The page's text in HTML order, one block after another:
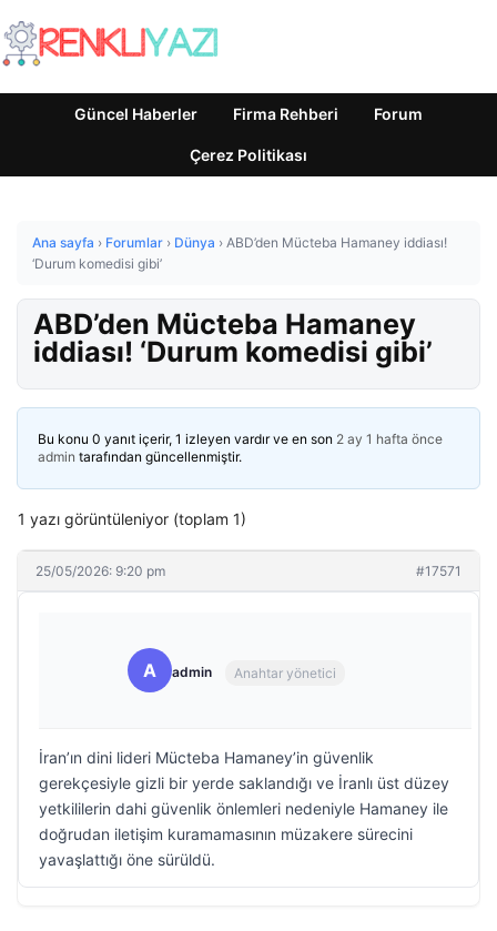
Güncel Haberler Firma Rehberi Forum
Çerez Politikası
Ana sayfa › Forumlar › Dünya › ABD’den Mücteba Hamaney iddiası!
‘Durum komedisi gibi’
ABD’den Mücteba Hamaney
iddiası! ‘Durum komedisi gibi’
Bu konu 0 yanıt içerir, 1 izleyen vardır ve en son 2 ay 1 hafta önce
admin tarafından güncellenmiştir.
1 yazı görüntüleniyor (toplam 1)
25/05/2026: 9:20 pm #17571
A admin Anahtar yönetici
İran’ın dini lideri Mücteba Hamaney’in güvenlik
gerekçesiyle gizli bir yerde saklandığı ve İranlı üst düzey
yetkililerin dahi güvenlik önlemleri nedeniyle Hamaney ile
doğrudan iletişim kuramamasının müzakere sürecini
yavaşlattığı öne sürüldü.